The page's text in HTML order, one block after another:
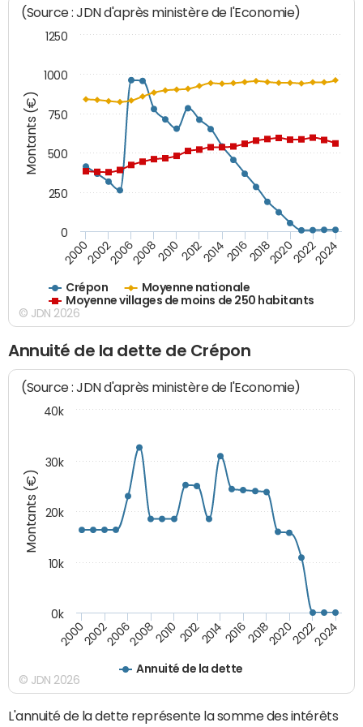
Montants (€)
(Source : JDN d'après ministère de l'Economie)
Crépon
Moyenne nationale
Moyenne villages de moins de 250 habitants
200020022006200820102012201420162018202020222024
0
250
500
750
1000
1250
© JDN 2026
Annuité de la dette de Crépon
Montants (€)
(Source : JDN d'après ministère de l'Economie)
Annuité de la dette
20002002200620082010 2012201420162018202020222024
0k
10k
20k
30k
40k
© JDN 2026
L'annuité de la dette représente la somme des intérêts